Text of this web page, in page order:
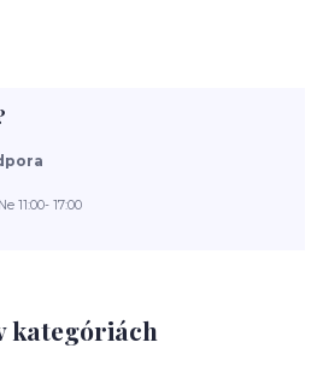
kategóriách
11:00- 17:00